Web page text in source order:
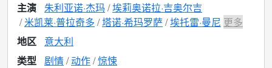
主演 朱利亚诺·杰玛 埃莉奥诺拉·吉奥尔吉
米凯莱·普拉奇多 塔诺·希玛罗萨 埃托雷·曼尼 更多
地区
意大利
类型 剧情 动作 惊悚